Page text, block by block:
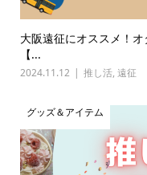
大阪遠征にオススメ！
【...
2024.11.12 推し活, 遠征
グッズ＆アイテム